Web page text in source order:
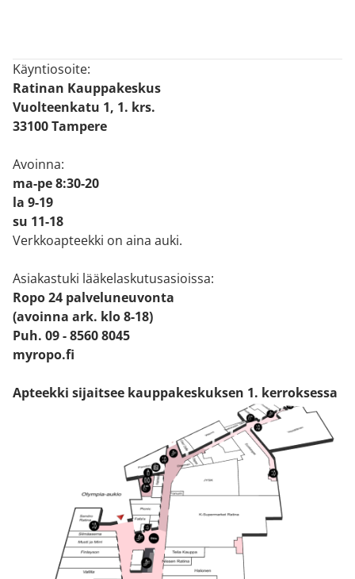
Käyntiosoite:
Ratinan Kauppakeskus
Vuolteenkatu 1, 1. krs.
33100 Tampere
Avoinna:
ma-pe 8:30-20
la 9-19
su 11-18
Verkkoapteekki on aina auki.
Asiakastuki lääkelaskutusasioissa:
Ropo 24 palveluneuvonta
(avoinna ark. klo 8-18)
Puh. 09 - 8560 8045
myropo.fi
Apteekki sijaitsee kauppakeskuksen 1. kerroksessa